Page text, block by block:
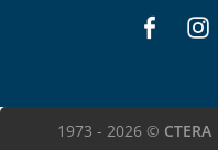
1973 - 2026 © CTERA